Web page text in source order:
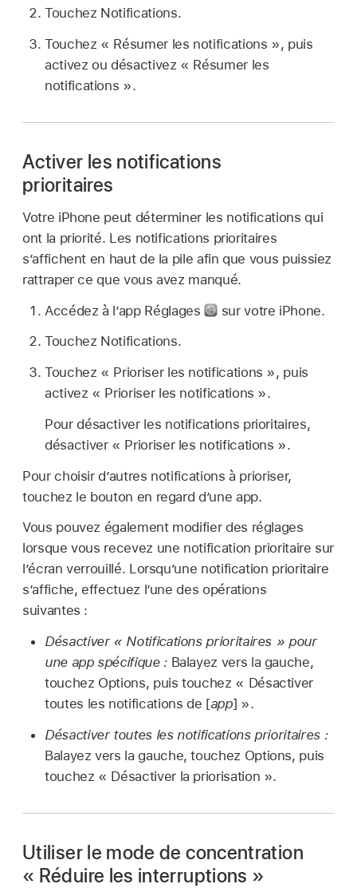
Touchez Notifications.
Touchez « Résumer les notifications », puis
activez ou désactivez « Résumer les
notifications ».
Activer les notifications
prioritaires
Votre iPhone peut déterminer les notifications qui
ont la priorité. Les notifications prioritaires
s’affichent en haut de la pile afin que vous puissiez
rattraper ce que vous avez manqué.
Accédez à l’app Réglages
sur votre iPhone.
Touchez Notifications.
Touchez « Prioriser les notifications », puis
activez « Prioriser les notifications ».
Pour désactiver les notifications prioritaires,
désactiver « Prioriser les notifications ».
Pour choisir d’autres notifications à prioriser,
touchez le bouton en regard d’une app.
Vous pouvez également modifier des réglages
lorsque vous recevez une notification prioritaire sur
l’écran verrouillé. Lorsqu’une notification prioritaire
s’affiche, effectuez l’une des opérations
suivantes :
Désactiver « Notifications prioritaires » pour
une app spécifique : Balayez vers la gauche,
touchez Options, puis touchez « Désactiver
toutes les notifications de [app] ».
Désactiver toutes les notifications prioritaires :
Balayez vers la gauche, touchez Options, puis
touchez « Désactiver la priorisation ».
Utiliser le mode de concentration
« Réduire les interruptions »